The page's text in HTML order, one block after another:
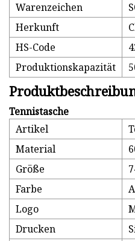
Warenzeichen
Herkunft
HS-Code
Produktionskapazität
Tennistasche
Artikel
Material
Größe
Farbe
Logo
Drucken